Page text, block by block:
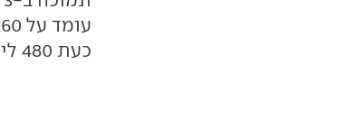
כעת 480 ליטרים.